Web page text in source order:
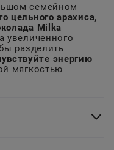
семейном
цельного арахиса,
Milka
увеличенного
разделить
энергию
мягкостью